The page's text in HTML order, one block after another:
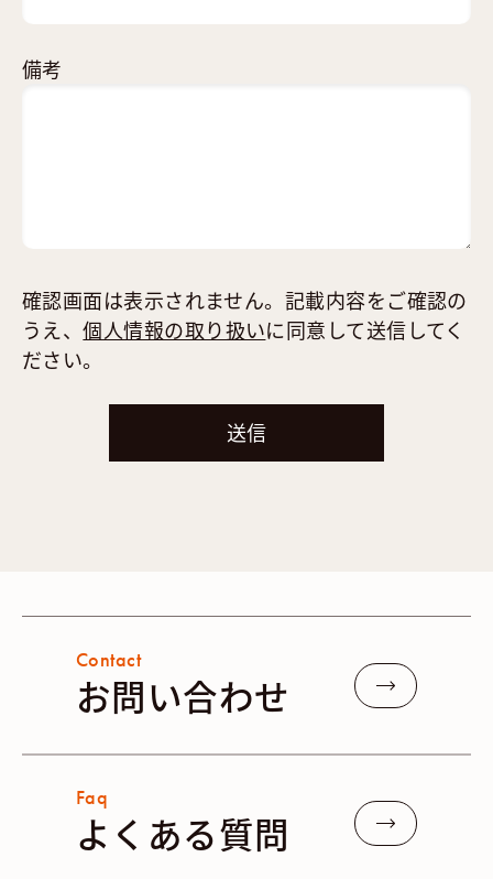
備考
確認画面は表示されません。記載内容をご確認の
うえ、個人情報の取り扱いに同意して送信してく
ださい。
Contact
お問い合わせ
Faq
よくある質問